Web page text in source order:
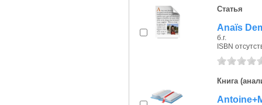
Статья
Anaïs
б.г.
ISBN
Книга